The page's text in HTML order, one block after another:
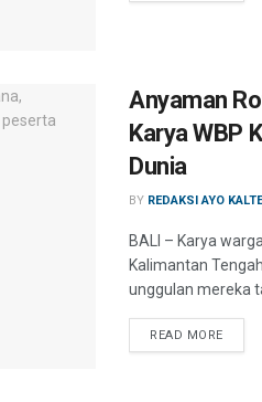
Anyaman
Karya WBP
Dunia
BY REDAKSI AYO
BALI – Karya
Kalimantan
unggulan mereka
READ MORE